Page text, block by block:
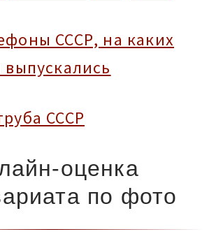
СССР, на каких
СССР
оценка
по фото